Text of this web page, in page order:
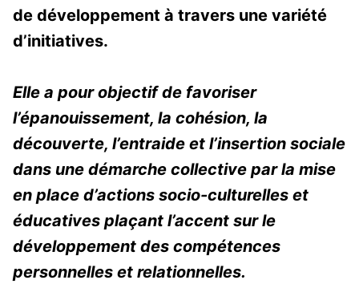
de développement à travers une variété
d’initiatives.
Elle a pour objectif de favoriser
l’épanouissement, la cohésion, la
découverte, l’entraide et l’insertion sociale
dans une démarche collective par la mise
en place d’actions socio-culturelles et
éducatives plaçant l’accent sur le
développement des compétences
personnelles et relationnelles.